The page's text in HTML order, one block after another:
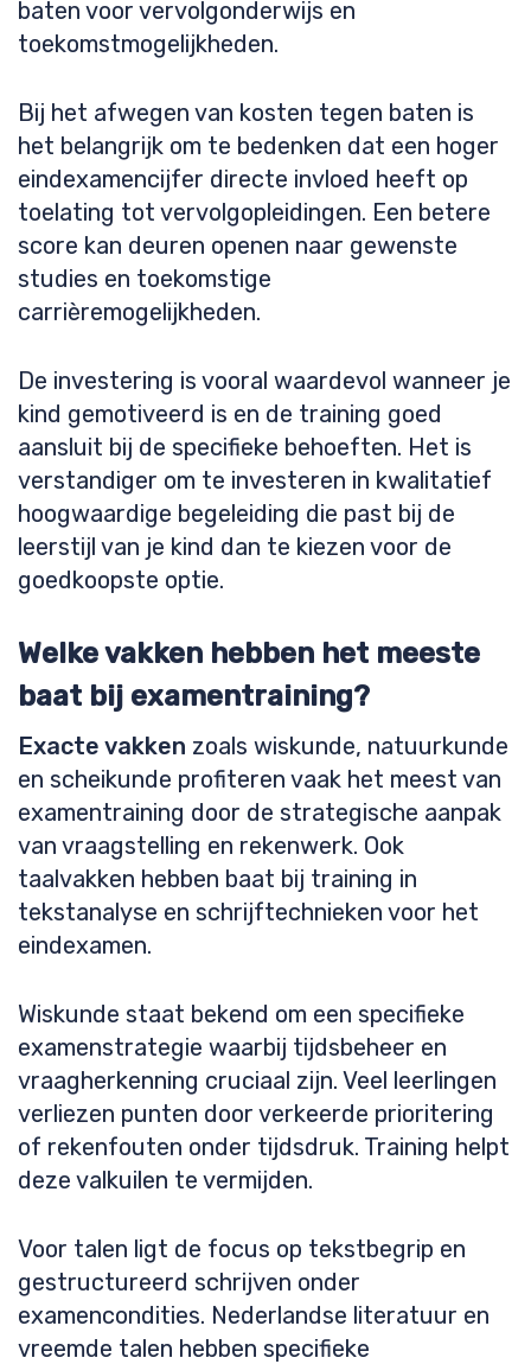
baten voor vervolgonderwijs en
toekomstmogelijkheden.
Bij het afwegen van kosten tegen baten is
het belangrijk om te bedenken dat een hoger
eindexamencijfer directe invloed heeft op
toelating tot vervolgopleidingen. Een betere
score kan deuren openen naar gewenste
studies en toekomstige
carrièremogelijkheden.
De investering is vooral waardevol wanneer je
kind gemotiveerd is en de training goed
aansluit bij de specifieke behoeften. Het is
verstandiger om te investeren in kwalitatief
hoogwaardige begeleiding die past bij de
leerstijl van je kind dan te kiezen voor de
goedkoopste optie.
Welke vakken hebben het meeste
baat bij examentraining?
Exacte vakken zoals wiskunde, natuurkunde
en scheikunde profiteren vaak het meest van
examentraining door de strategische aanpak
van vraagstelling en rekenwerk. Ook
taalvakken hebben baat bij training in
tekstanalyse en schrijftechnieken voor het
eindexamen.
Wiskunde staat bekend om een specifieke
examenstrategie waarbij tijdsbeheer en
vraagherkenning cruciaal zijn. Veel leerlingen
verliezen punten door verkeerde prioritering
of rekenfouten onder tijdsdruk. Training helpt
deze valkuilen te vermijden.
Voor talen ligt de focus op tekstbegrip en
gestructureerd schrijven onder
examencondities. Nederlandse literatuur en
vreemde talen hebben specifieke